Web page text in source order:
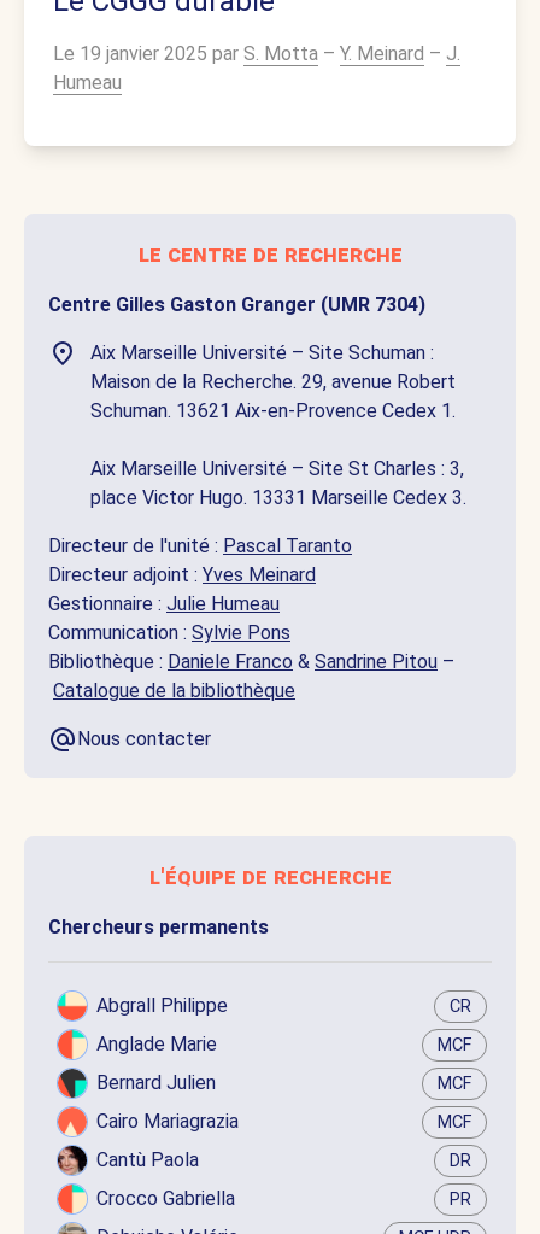
Le 19 janvier 2025 par S. Motta – Y. Meinard – J.
Humeau
le centre de recherche
Centre Gilles Gaston Granger (UMR 7304)
Aix Marseille Université – Site Schuman :
Maison de la Recherche. 29, avenue Robert
Schuman. 13621 Aix-en-Provence Cedex 1.
Aix Marseille Université – Site St Charles : 3,
place Victor Hugo. 13331 Marseille Cedex 3.
Directeur de l'unité : Pascal Taranto
Directeur adjoint : Yves Meinard
Gestionnaire : Julie Humeau
Communication : Sylvie Pons
Bibliothèque : Daniele Franco & Sandrine Pitou –
Catalogue de la bibliothèque
Nous contacter
l'équipe de recherche
Chercheurs permanents
Abgrall Philippe CR
Anglade Marie MCF
Bernard Julien MCF
Cairo Mariagrazia MCF
Cantù Paola DR
Crocco Gabriella PR